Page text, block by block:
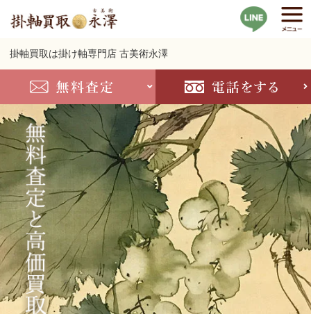
掛軸買取は掛け軸専門店 古美術永澤